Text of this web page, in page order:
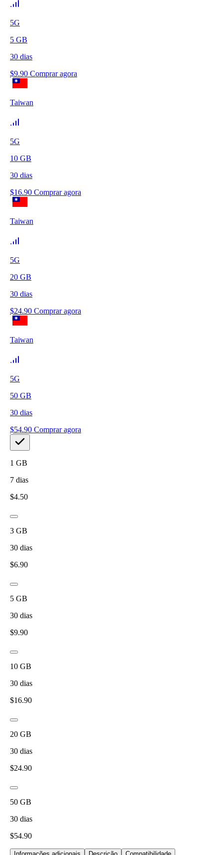
5G
5 GB
30 dias
$9.90 Comprar agora
Taiwan
5G
10 GB
30 dias
$16.90 Comprar agora
Taiwan
5G
20 GB
30 dias
$24.90 Comprar agora
Taiwan
5G
50 GB
30 dias
$54.90 Comprar agora
1 GB
7 dias
$4.50
3 GB
30 dias
$6.90
5 GB
30 dias
$9.90
10 GB
30 dias
$16.90
20 GB
30 dias
$24.90
50 GB
30 dias
$54.90